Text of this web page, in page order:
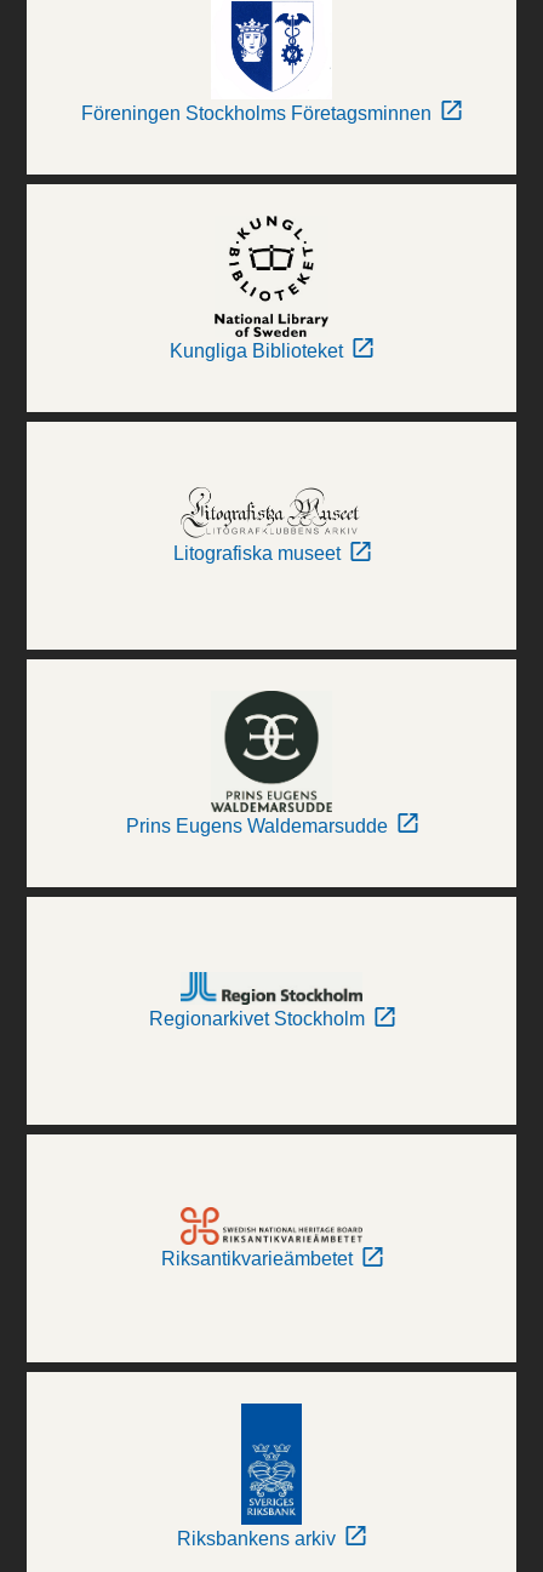
Föreningen Stockholms Företagsminnen
Kungliga Biblioteket
Litografiska museet
Prins Eugens Waldemarsudde
Regionarkivet Stockholm
Riksantikvarieämbetet
Riksbankens arkiv